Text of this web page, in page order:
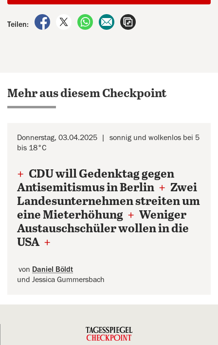
Teilen:
auf Facebook teilen
auf X teilenper WhatsApp teilen
per E-Mail teilen
Mehr aus diesem Checkpoint
Donnerstag, 03.04.2025
sonnig und wolkenlos bei 5
bis 18°C
+ CDU will Gedenktag gegen
Antisemitismus in Berlin + Zwei
Landesunternehmen streiten um
eine Mieterhöhung + Weniger
Austauschschüler wollen in die
USA +
von Daniel Böldt
und Jessica Gummersbach